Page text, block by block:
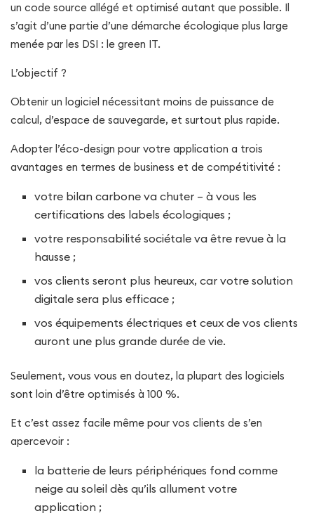
un code source allégé et optimisé autant que possible. Il
s’agit d’une partie d’une démarche écologique plus large
menée par les DSI : le green IT.
L’objectif ?
Obtenir un logiciel nécessitant moins de puissance de
calcul, d’espace de sauvegarde, et surtout plus rapide.
Adopter l’éco-design pour votre application a trois
avantages en termes de business et de compétitivité :
votre bilan carbone va chuter – à vous les
certifications des labels écologiques ;
votre responsabilité sociétale va être revue à la
hausse ;
vos clients seront plus heureux, car votre solution
digitale sera plus efficace ;
vos équipements électriques et ceux de vos clients
auront une plus grande durée de vie.
Seulement, vous vous en doutez, la plupart des logiciels
sont loin d’être optimisés à 100 %.
Et c’est assez facile même pour vos clients de s’en
apercevoir :
la batterie de leurs périphériques fond comme
neige au soleil dès qu’ils allument votre
application ;